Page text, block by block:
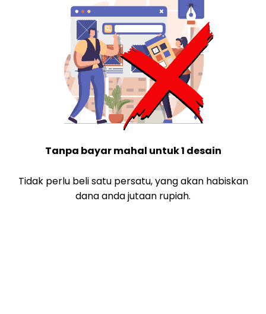
Tanpa bayar mahal untuk 1 desain
Tidak perlu beli satu persatu, yang akan habiskan
dana anda jutaan rupiah.